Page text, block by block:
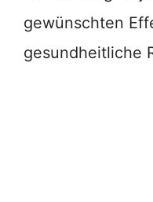
gewünschten
gesundheitliche